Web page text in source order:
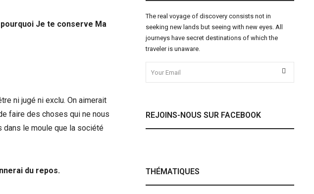
pourquoi Je te conserve Ma
ni jugé ni exclu. On aimerait
faire des choses qui ne nous
dans le moule que la société
du repos.
The real voyage of discovery consists not in
seeking new lands but seeing with new eyes. All
journeys have secret destinations of which the
traveler is unaware.
REJOINS-NOUS SUR FACEBOOK
THÉMATIQUES